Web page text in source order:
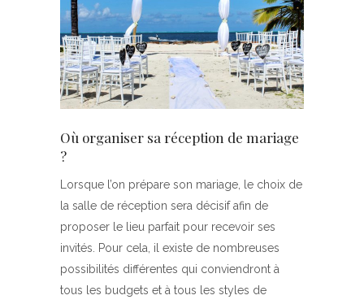
Où organiser sa réception de mariage
?
Lorsque l’on prépare son mariage, le choix de
la salle de réception sera décisif afin de
proposer le lieu parfait pour recevoir ses
invités. Pour cela, il existe de nombreuses
possibilités différentes qui conviendront à
tous les budgets et à tous les styles de